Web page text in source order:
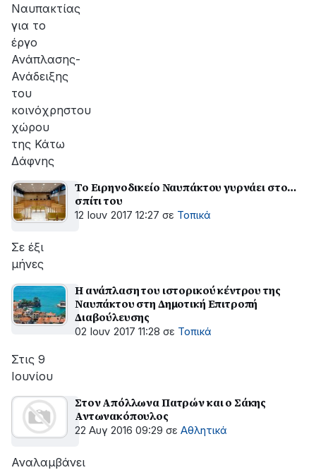
Ναυπακτίας
για το
έργο
Ανάπλασης-
Ανάδειξης
του
κοινόχρηστου
χώρου
της Κάτω
Δάφνης
Το Ειρηνοδικείο Ναυπάκτου γυρνάει στο…
σπίτι του
12 Ιουν 2017 12:27 σε Τοπικά
Σε έξι
μήνες
Η ανάπλαση του ιστορικού κέντρου της
Ναυπάκτου στη Δημοτική Επιτροπή
Διαβούλευσης
02 Ιουν 2017 11:28 σε Τοπικά
Στις 9
Ιουνίου
Στον Απόλλωνα Πατρών και ο Σάκης
Αντωνακόπουλος
22 Αυγ 2016 09:29 σε Αθλητικά
Αναλαμβάνει